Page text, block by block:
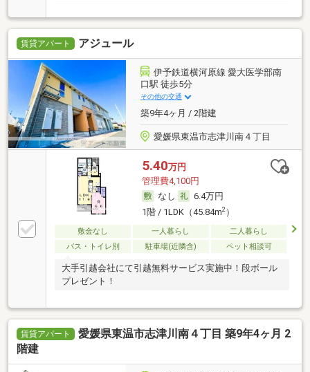
賃貸アパート アジュール
伊予鉄道横河原線 愛大医学部南
口駅 徒歩5分
その他の交通
築9年4ヶ月 / 2階建
愛媛県東温市志津川南４丁目
5.40万円
管理費4,100円
なし
6.4万円
1階 / 1LDK（45.84m2）
敷金なし 一人暮らし
二人暮らし
バス・トイレ別
駐車場(近隣含) ペット相談可
大手引越会社にて引越無料サービス実施中！段ボール
プレゼント！
賃貸アパート
愛媛県東温市志津川南４丁目 築9年4ヶ月 2
階建